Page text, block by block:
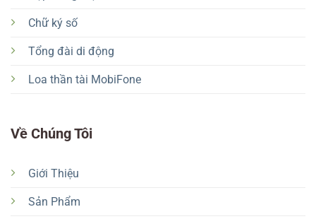
Chữ ký số
Tổng đài di động
Loa thần tài MobiFone
Về Chúng Tôi
Giới Thiệu
Sản Phẩm